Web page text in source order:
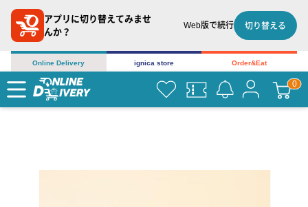
アプリに切り替えてみませ
んか？
Web版で続行 切り替える
Online Delivery ignica store Order&Eat